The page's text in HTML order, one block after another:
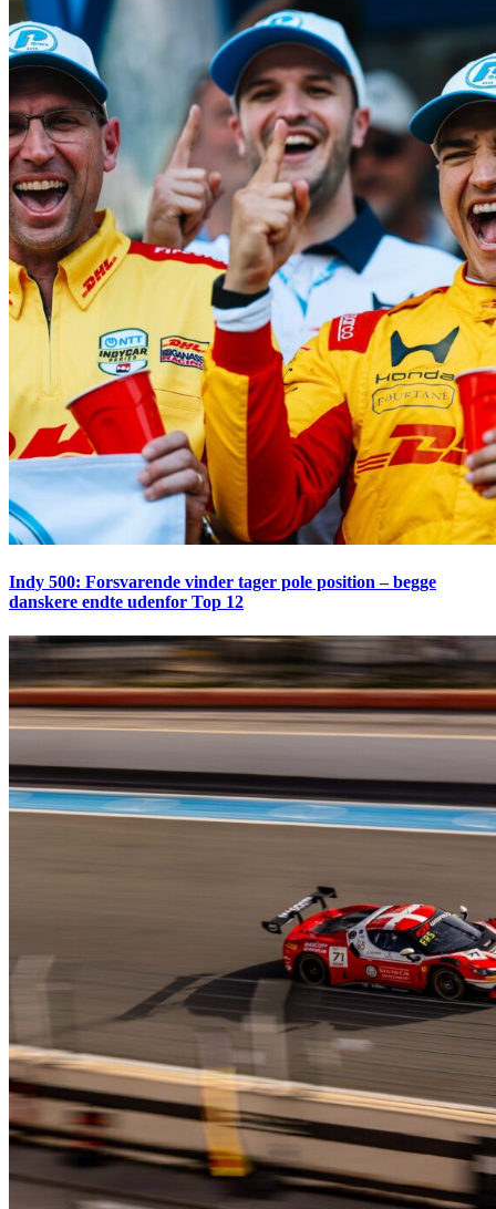
Indy 500: Forsvarende vinder tager pole position – begge
danskere endte udenfor Top 12